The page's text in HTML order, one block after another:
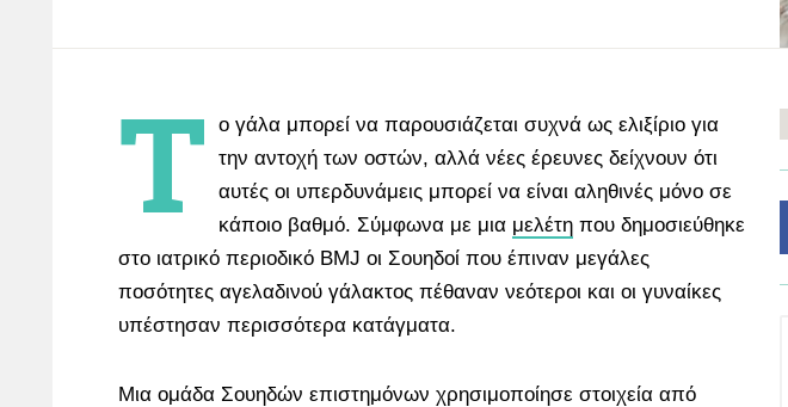
Τ
ο γάλα μπορεί να παρουσιάζεται συχνά ως ελιξίριο για
την αντοχή των οστών, αλλά νέες έρευνες δείχνουν ότι
αυτές οι υπερδυνάμεις μπορεί να είναι αληθινές μόνο σε
κάποιο βαθμό. Σύμφωνα με μια μελέτη που δημοσιεύθηκε
στο ιατρικό περιοδικό BMJ οι Σουηδοί που έπιναν μεγάλες
ποσότητες αγελαδινού γάλακτος πέθαναν νεότεροι και οι γυναίκες
υπέστησαν περισσότερα κατάγματα.
Μια ομάδα Σουηδών επιστημόνων χρησιμοποίησε στοιχεία από